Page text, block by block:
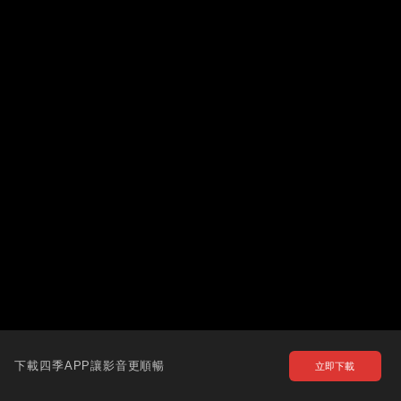
下載四季APP讓影音更順暢 立即下載